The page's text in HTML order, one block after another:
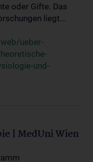
oder Gifte. Das
liegt...
ueber-
und-
| MedUni Wien